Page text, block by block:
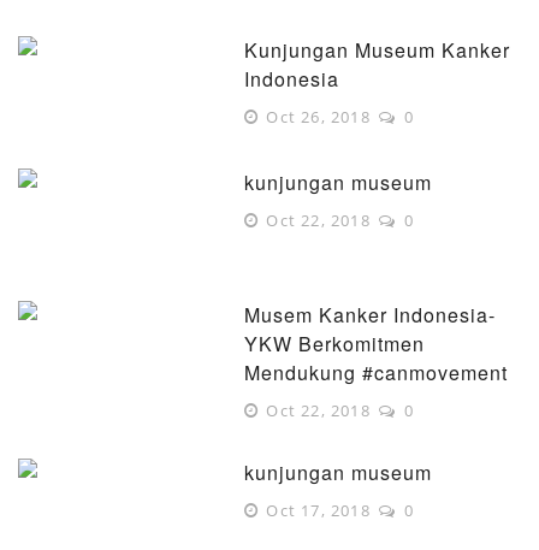
Kunjungan Museum Kanker
Indonesia
Oct 26, 2018 0
kunjungan museum
Oct 22, 2018 0
Musem Kanker Indonesia-
YKW Berkomitmen
Mendukung #canmovement
Oct 22, 2018 0
kunjungan museum
Oct 17, 2018 0